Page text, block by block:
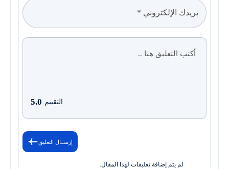
التقييم 5.0
إرســال التعليق
لم يتم إضافة تعليقات لهذا المقال.